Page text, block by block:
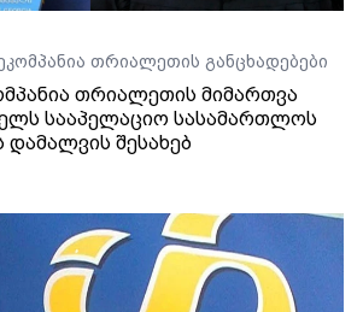
თრიალეთის განცხადებები
თრიალეთის მიმართვა
სააპელაციო სასამართლოს
დამალვის შესახებ